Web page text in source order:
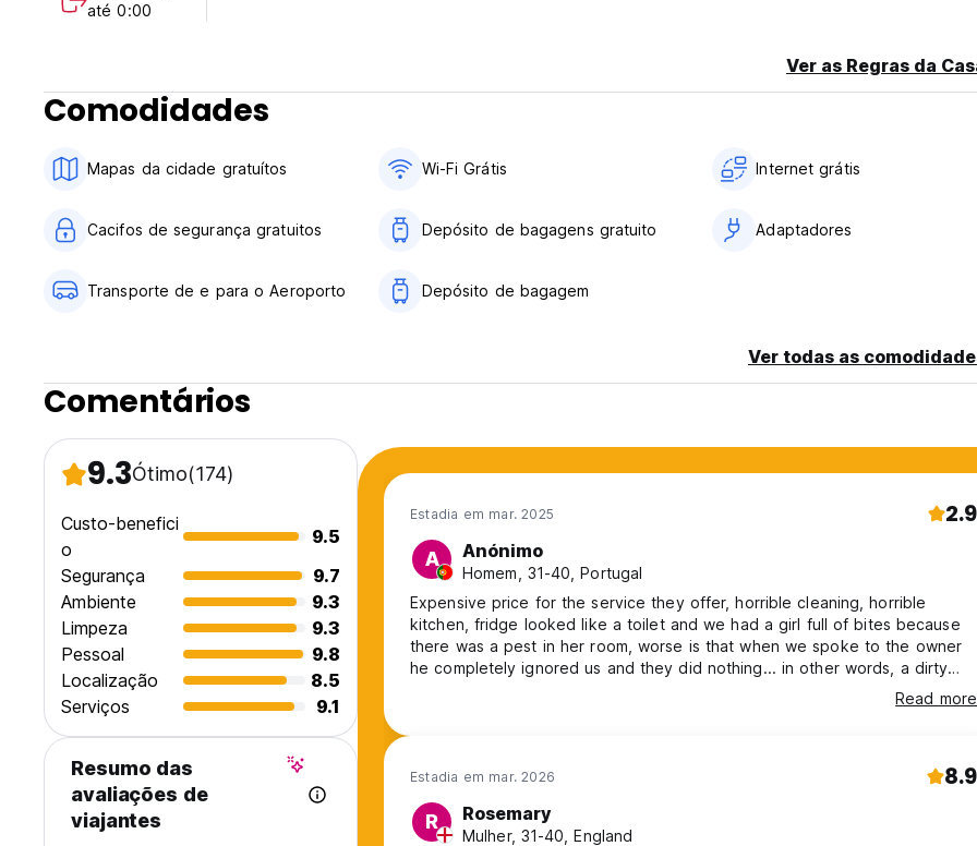
até 0:00
Ver as Regras da
Comodidades
Mapas da cidade gratuítos Wi-Fi Grátis Internet grátis
Cacifos de segurança gratuitos Depósito de bagagens gratuito Adaptadores
Transporte de e para o Aeroporto Depósito de bagagem
Ver todas as
Comentários
9.3Ótimo(174)
Custo-benefici
o
9.5
Segurança
9.7
Ambiente
9.3
Limpeza
9.3
Pessoal
9.8
Localização
8.5
Serviços
9.1
Resumo das
avaliações de
viajantes
Estadia em mar. 2025 2.9
A Anónimo
Homem, 31-40, Portugal
Expensive price for the service they offer, horrible cleaning, horrible
kitchen, fridge looked like a toilet and we had a girl full of bites because
there was a pest in her room, worse is that when we spoke to the owner
he completely ignored us and they did nothing... in other words, a dirty
place with people who simply want to make money fast. 9.4 Either it was in
the last century or they pay people to write well about this toilet, the
Read more
Estadia em mar. 2026 8.9
R Rosemary
Mulher, 31-40, England